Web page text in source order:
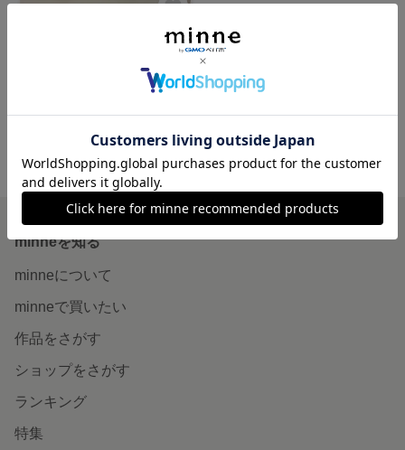
zerogel形状記憶♡ネイルチップ no.1
minne ホーム bella nail's collection の作品一覧
minneを知る
minneについて
minneで買いたい
作品をさがす
ショップをさがす
ランキング
特集